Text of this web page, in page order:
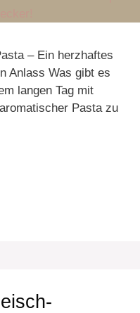
– Ein herzhaftes
Anlass Was gibt es
langen Tag mit
Pasta zu